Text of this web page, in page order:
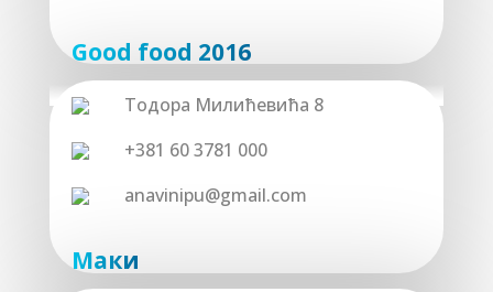
Good food 2016
Тодора Милићевића 8
+381 60 3781 000
anavinipu@gmail.com
Маки